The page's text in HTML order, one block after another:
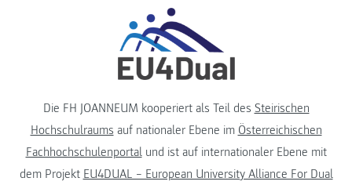
Die FH JOANNEUM kooperiert als Teil des Steirischen
Hochschulraums auf nationaler Ebene im Österreichischen
Fachhochschulenportalund ist auf internationaler Ebene mit
dem Projekt EU4DUAL – European University Alliance For Dual